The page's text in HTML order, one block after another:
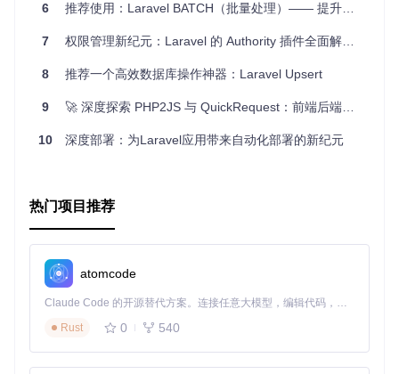
6 推荐使用：Laravel BATCH（批量处理）—— 提升数据操作效率的利器！
7 权限管理新纪元：Laravel 的 Authority 插件全面解析与推荐
8 推荐一个高效数据库操作神器：Laravel Upsert
9 🚀 深度探索 PHP2JS 与 QuickRequest：前端后端协作的新纪元 🚀
10 深度部署：为Laravel应用带来自动化部署的新纪元
热门项目推荐
atomcode
Claude Code 的开源替代方案。连接任意大模型，编辑代码，运行命令，自动验证 — 全自动执行。用 Rust 构建，极致性能。 ｜ An open-source alternative to Claude Code. Connect any LLM, edit code, run commands, and verify changes — autonomously. Built in Rust for speed. Get Started
Rust
0 540